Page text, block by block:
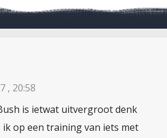
, 20:58
is ietwat uitvergroot denk
ik op een training van iets met